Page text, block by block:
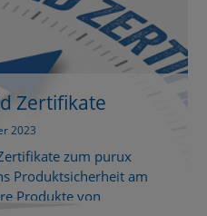
Zertifikate
2023
zum purux
Produktsicherheit am
Produkte von